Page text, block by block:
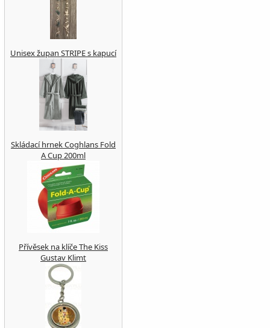
Unisex župan STRIPE s kapucí
Skládací hrnek Coghlans Fold
A Cup 200ml
Přívěsek na klíče The Kiss
Gustav Klimt